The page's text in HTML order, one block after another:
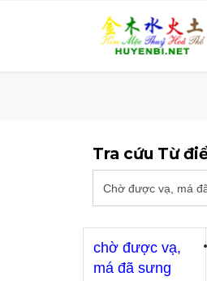
Tra cứu Từ
chờ được vạ,
má đã sưng